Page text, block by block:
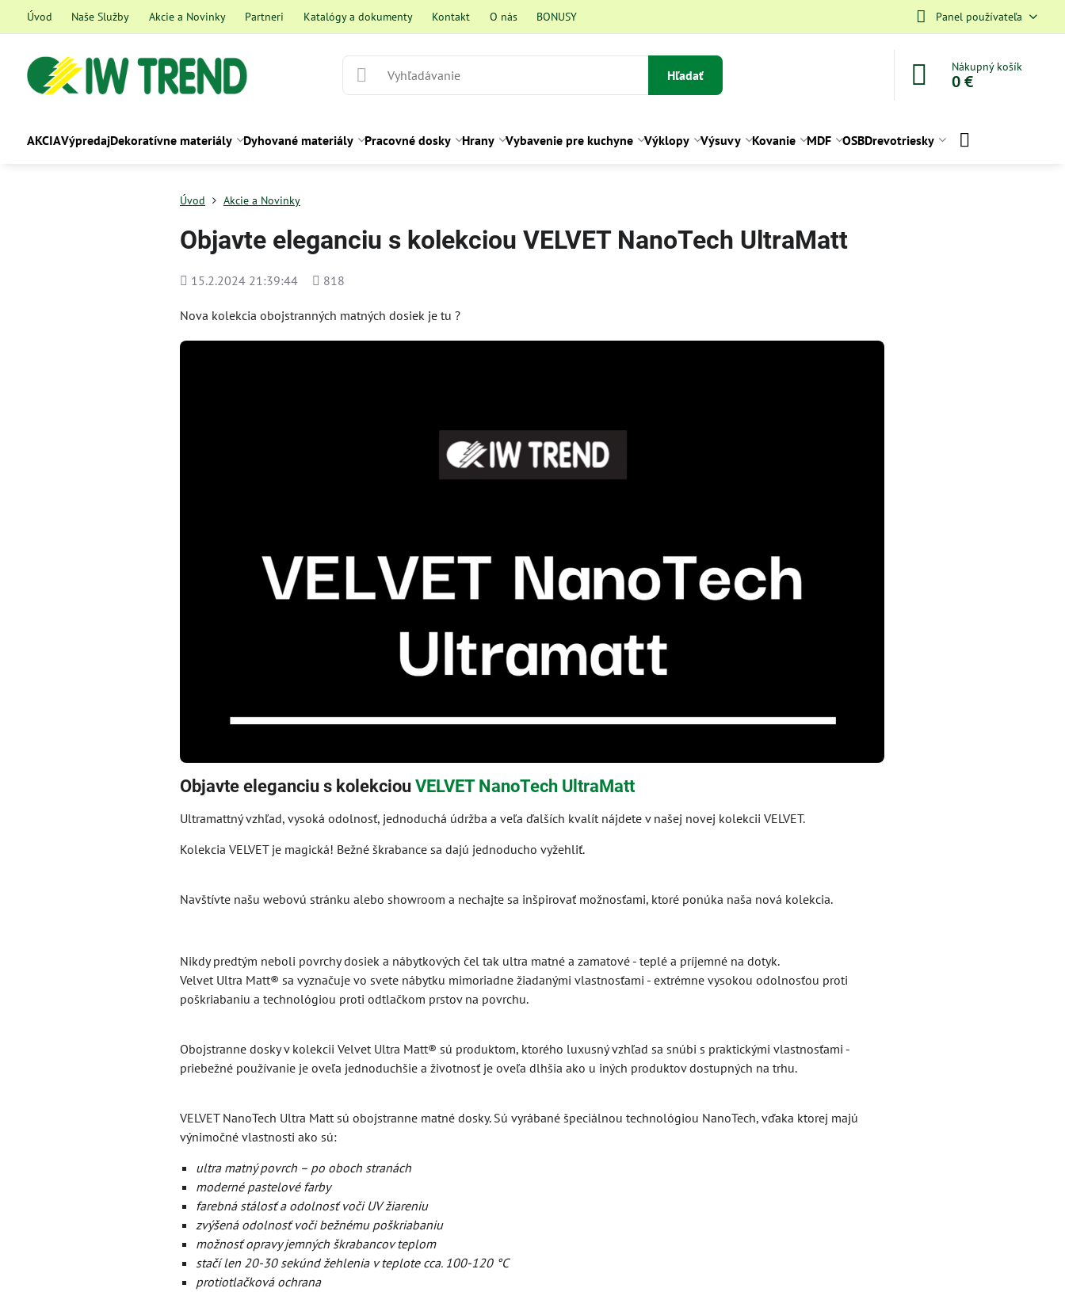
Úvod Naše Služby Akcie a Novinky Partneri Katalógy a dokumenty Kontakt O nás BONUSY Panel používateľa
Hľadať
Nákupný košík
0 €
AKCIAVýpredajDekoratívne materiály Dyhované materiály Pracovné dosky Hrany Vybavenie pre kuchyne Výklopy Výsuvy Kovanie MDF OSBDrevotriesky
Úvod Akcie a Novinky
Objavte eleganciu s kolekciou VELVET NanoTech UltraMatt
Pridané
15.2.2024 21:39:44
Počet
818
Nova kolekcia obojstranných matných dosiek je tu ?
Objavte eleganciu s kolekciou VELVET NanoTech UltraMatt
Ultramattný vzhľad, vysoká odolnosť, jednoduchá údržba a veľa ďalších kvalít nájdete v našej novej kolekcii VELVET.
Kolekcia VELVET je magická! Bežné škrabance sa dajú jednoducho vyžehliť.
Navštívte našu webovú stránku alebo showroom a nechajte sa inšpirovať možnosťami, ktoré ponúka naša nová kolekcia.
Nikdy predtým neboli povrchy dosiek a nábytkových čel tak ultra matné a zamatové - teplé a príjemné na dotyk.
Velvet Ultra Matt® sa vyznačuje vo svete nábytku mimoriadne žiadanými vlastnosťami - extrémne vysokou odolnosťou proti
poškriabaniu a technológiou proti odtlačkom prstov na povrchu.
Obojstranne dosky v kolekcii Velvet Ultra Matt® sú produktom, ktorého luxusný vzhľad sa snúbi s praktickými vlastnosťami -
priebežné používanie je oveľa jednoduchšie a životnosť je oveľa dlhšia ako u iných produktov dostupných na trhu.
VELVET NanoTech Ultra Matt sú obojstranne matné dosky. Sú vyrábané špeciálnou technológiou NanoTech, vďaka ktorej majú
výnimočné vlastnosti ako sú:
ultra matný povrch – po oboch stranách
moderné pastelové farby
farebná stálosť a odolnosť voči UV žiareniu
zvýšená odolnosť voči bežnému poškriabaniu
možnosť opravy jemných škrabancov teplom
stačí len 20-30 sekúnd žehlenia v teplote cca. 100-120 °C
protiotlačková ochrana